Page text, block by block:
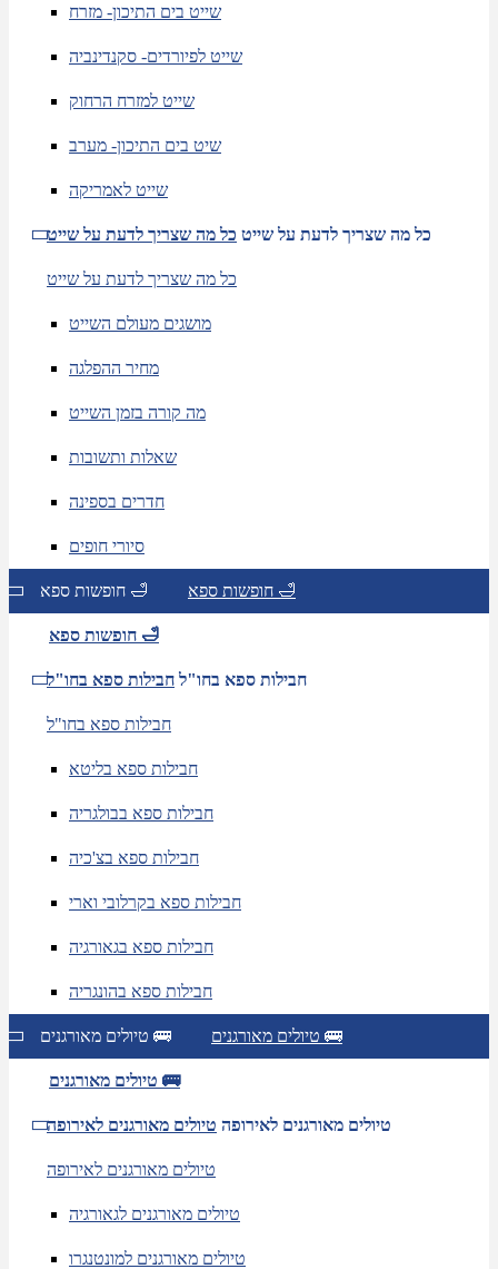
שייט בים התיכון- מזרח
שייט לפיורדים- סקנדינביה
שייט למזרח הרחוק
שיט בים התיכון- מערב
שייט לאמריקה
כל מה שצריך לדעת על שייט כל מה שצריך לדעת על שייט
כל מה שצריך לדעת על שייט
מושגים מעולם השייט
מחיר ההפלגה
מה קורה בזמן השייט
שאלות ותשובות
חדרים בספינה
סיורי חופים
חופשות ספא 🛁 חופשות ספא 🛁
חופשות ספא 🛁
חבילות ספא בחו"ל חבילות ספא בחו"ל
חבילות ספא בחו"ל
חבילות ספא בליטא
חבילות ספא בבולגריה
חבילות ספא בצ'כיה
חבילות ספא בקרלובי וארי
חבילות ספא בגאורגיה
חבילות ספא בהונגריה
טיולים מאורגנים 🚌 טיולים מאורגנים 🚌
טיולים מאורגנים 🚌
טיולים מאורגנים לאירופה טיולים מאורגנים לאירופה
טיולים מאורגנים לאירופה
טיולים מאורגנים לגאורגיה
טיולים מאורגנים למונטנגרו